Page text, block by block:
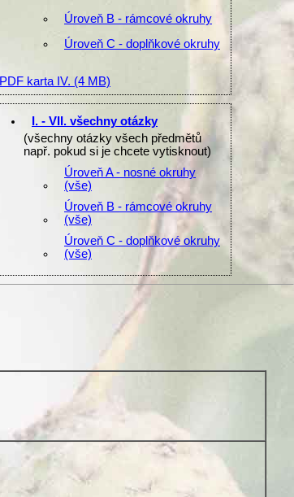
Úroveň B - rámcové okruhy
Úroveň C - doplňkové okruhy
PDF karta IV. (4 MB)
I. - VII. všechny otázky
(všechny otázky všech předmětů
např. pokud si je chcete vytisknout)
Úroveň A - nosné okruhy
(vše)
Úroveň B - rámcové okruhy
(vše)
Úroveň C - doplňkové okruhy
(vše)